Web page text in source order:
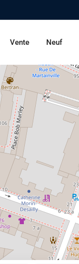
Vente Neuf